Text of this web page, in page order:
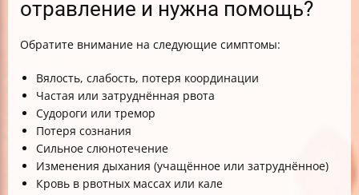
отравление и нужна помощь?
Обратите внимание на следующие симптомы:
Вялость, слабость, потеря координации
Частая или затруднённая рвота
Судороги или тремор
Потеря сознания
Сильное слюнотечение
Изменения дыхания (учащённое или затруднённое)
Кровь в рвотных массах или кале